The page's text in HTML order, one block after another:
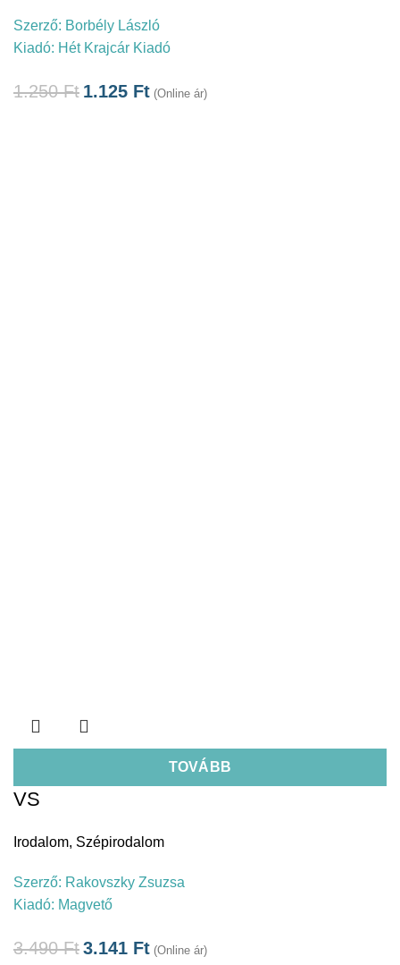
Szerző: Borbély László
Kiadó: Hét Krajcár Kiadó
1.250Ft 1.125 Ft (Online ár)
TOVÁBB
VS
Irodalom, Szépirodalom
Szerző: Rakovszky Zsuzsa
Kiadó: Magvető
3.490Ft3.141 Ft (Online ár)